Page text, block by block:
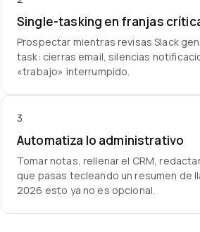
Single-tasking en franjas
Prospectar mientras revisas Slack
task: cierras email, silencias
«trabajo» interrumpido.
3
Automatiza lo administrativo
Tomar notas, rellenar el CRM,
que pasas tecleando un resumen de
2026 esto ya no es opcional.